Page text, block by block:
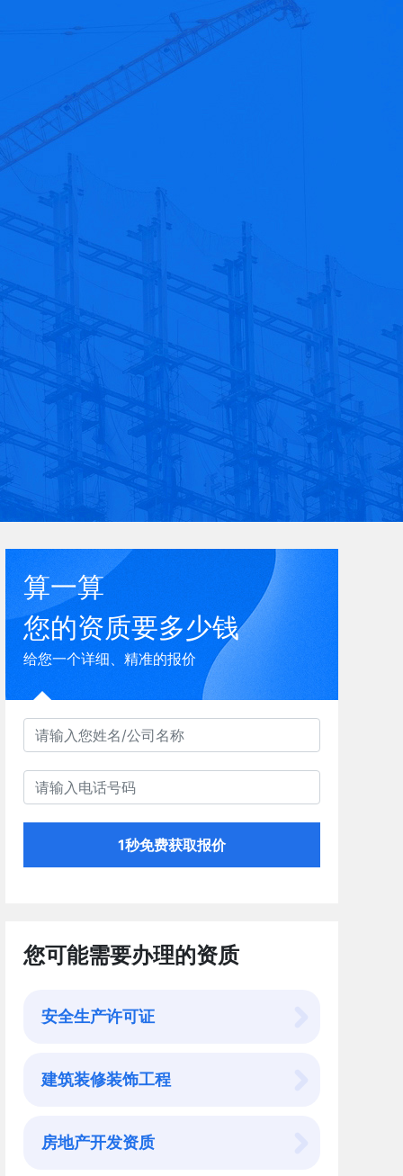
算一算
您的资质要多少钱
给您一个详细、精准的报价
1秒免费获取报价
您可能需要办理的资质
安全生产许可证
建筑装修装饰工程
房地产开发资质